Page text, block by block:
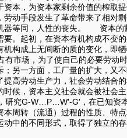
资本，为资本家剩余价值的榨
动手段发生了革命带来了相对
器等同，人性的丧失。 资本的
。起初，在资本有机构成不变
构成上无间断的质的变化，即
市场，为了使自己的必要劳动
；另一方面，工厂量的扩大，
高劳动生产力，社会劳动结合
候，资本主义社会就会被社会主
究G-W…P…W′-G′，在已知资
本周转（流通）过程的性质、
中的不同形式，取得了独立的